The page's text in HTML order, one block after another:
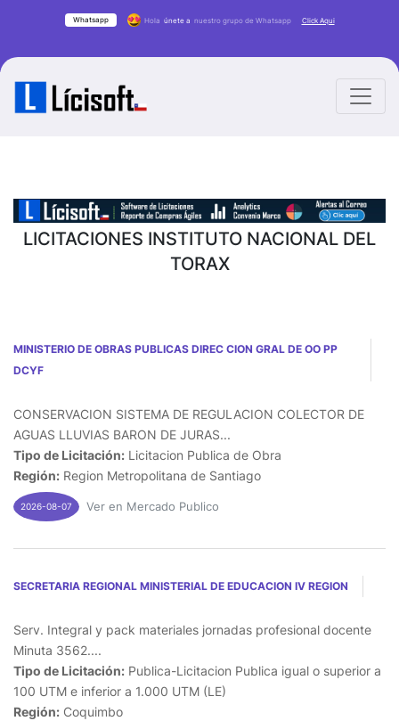
Whatsapp Hola únete a nuestro grupo de Whatsapp Click Aqui
LICITACIONES INSTITUTO NACIONAL DEL
TORAX
MINISTERIO DE OBRAS PUBLICAS DIREC CION GRAL DE OO PP
DCYF
CONSERVACION SISTEMA DE REGULACION COLECTOR DE
AGUAS LLUVIAS BARON DE JURAS...
Tipo de Licitación: Licitacion Publica de Obra
Región: Region Metropolitana de Santiago
2026-08-07 Ver en Mercado Publico
SECRETARIA REGIONAL MINISTERIAL DE EDUCACION IV REGION
Serv. Integral y pack materiales jornadas profesional docente
Minuta 3562....
Tipo de Licitación: Publica-Licitacion Publica igual o superior a
100 UTM e inferior a 1.000 UTM (LE)
Región: Coquimbo